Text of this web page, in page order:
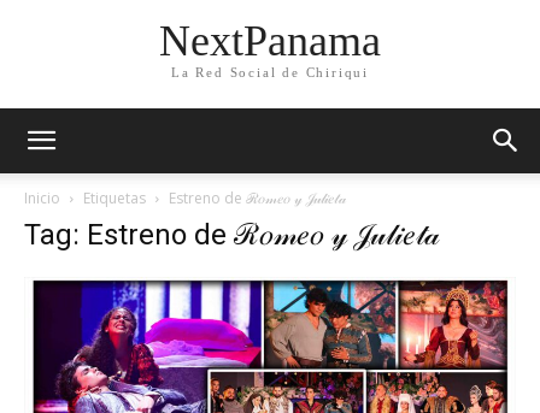
NextPanama
La Red Social de Chiriqui
Inicio Etiquetas Estreno de ℛ𝑜𝓂𝑒𝑜 𝓎 𝒥𝓊𝓁𝒾𝑒𝓉𝒶
Tag: Estreno de ℛ𝑜𝓂𝑒𝑜 𝓎 𝒥𝓊𝓁𝒾𝑒𝓉𝒶